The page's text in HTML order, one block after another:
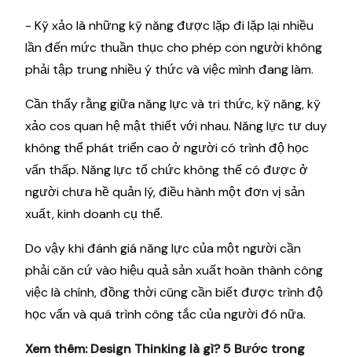
- Kỹ xảo là những kỹ năng được lặp đi lặp lại nhiều
lần đến mức thuần thục cho phép con người không
phải tập trung nhiều ý thức và việc mình đang làm.
Cần thấy rằng giữa năng lực và tri thức, kỹ năng, kỹ
xảo cos quan hệ mật thiết với nhau. Năng lực tư duy
không thể phát triển cao ở người có trình độ học
vấn thấp. Năng lực tổ chức không thế có được ở
người chưa hề quản lý, điều hành một đơn vị sản
xuất, kinh doanh cụ thể.
Do vậy khi đánh giá năng lực của một người cần
phải căn cứ vào hiệu quả sản xuất hoàn thành công
việc là chính, đồng thời cũng cần biết được trình độ
học vấn và quá trình công tắc của người đó nữa.
Xem thêm:Design Thinking là gì? 5 Bước trong